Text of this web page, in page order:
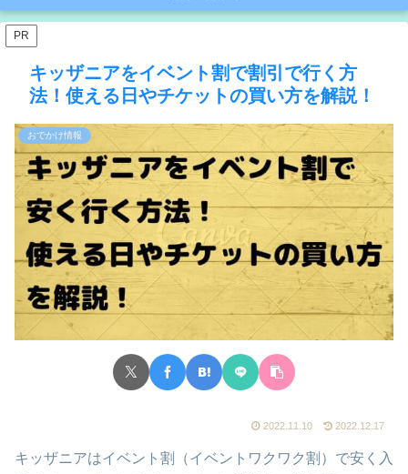
PR
キッザニアをイベント割で割引で行く方
法！使える日やチケットの買い方を解説！
おでかけ情報
2022.11.10 2022.12.17
キッザニアはイベント割（イベントワクワク割）で安く入